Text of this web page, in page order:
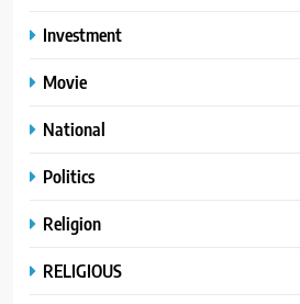
Investment
Movie
National
Politics
Religion
RELIGIOUS